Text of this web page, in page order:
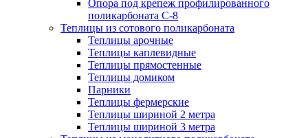
Опора под крепеж профилированного
поликарбоната С-8
Теплицы из сотового поликарбоната
Теплицы арочные
Теплицы каплевидные
Теплицы прямостенные
Теплицы домиком
Парники
Теплицы фермерские
Теплицы шириной 2 метра
Теплицы шириной 3 метра